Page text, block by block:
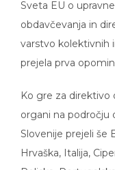
Sveta EU o
obdavčevanja in
varstvo kolektivnih
prejela prva
Ko gre za direktivo
organi na področju
Slovenije prejeli še
Hrvaška, Italija,